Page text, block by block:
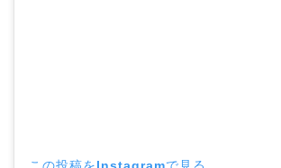
この投稿をInstagramで見る